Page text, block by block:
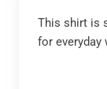
This shirt is
for everyday